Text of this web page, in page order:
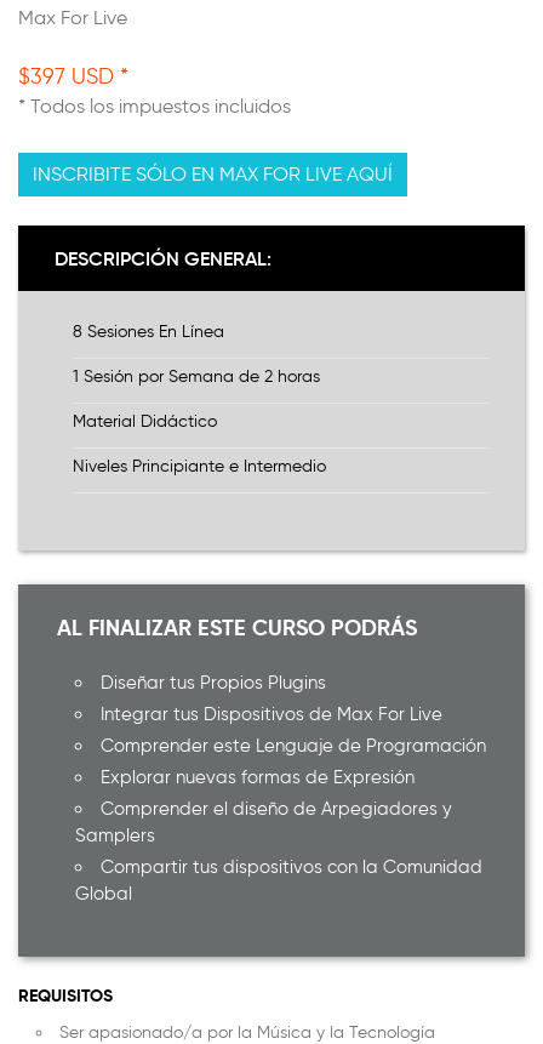
Max For Live
$397 USD *
* Todos los impuestos incluidos
INSCRIBITE SÓLO EN MAX FOR LIVE AQUÍ
DESCRIPCIÓN GENERAL:
8 Sesiones En Línea
1 Sesión por Semana de 2 horas
Material Didáctico
Niveles Principiante e Intermedio
AL FINALIZAR ESTE CURSO PODRÁS
Diseñar tus Propios Plugins
Integrar tus Dispositivos de Max For Live
Comprender este Lenguaje de Programación
Explorar nuevas formas de Expresión
Comprender el diseño de Arpegiadores y
Samplers
Compartir tus dispositivos con la Comunidad
Global
REQUISITOS
Ser apasionado/a por la Música y la Tecnología